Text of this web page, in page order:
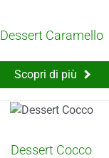
Dessert Caramello
Scopri di più
Dessert Cocco